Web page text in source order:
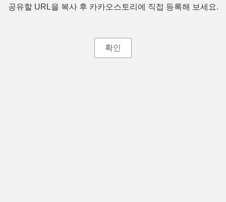
공유할 URL을 복사 후 카카오스토리에 직접 등록해 보세요.
확인